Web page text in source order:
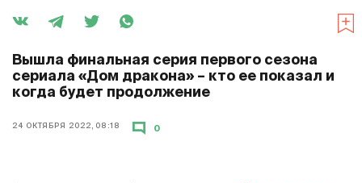
Вышла финальная серия первого сезона
сериала «Дом дракона» – кто ее показал и
когда будет продолжение
24 ОКТЯБРЯ 2022, 08:18 0